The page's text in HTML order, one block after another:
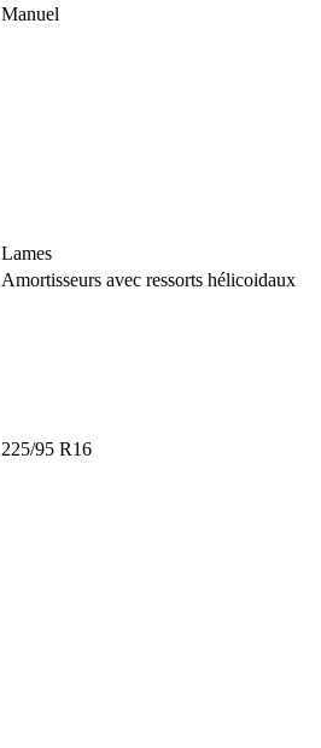
Manuel
Lames
Amortisseurs avec ressorts hélicoidaux
225/95 R16